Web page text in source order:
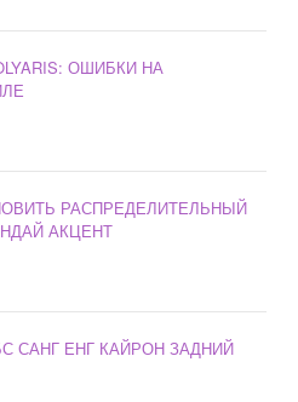
ОШИБКИ НА
РАСПРЕДЕЛИТЕЛЬНЫЙ
АКЦЕНТ
САНГ ЕНГ КАЙРОН ЗАДНИЙ